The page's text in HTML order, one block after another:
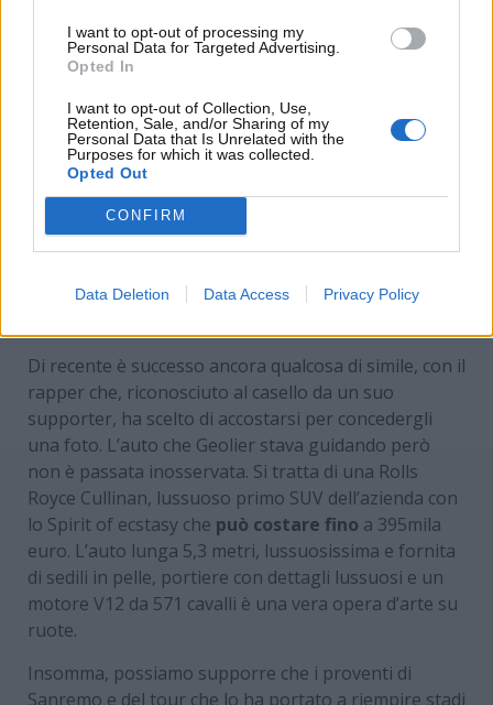
I want to opt-out of processing my
Personal Data for Targeted Advertising.
Opted In
I want to opt-out of Collection, Use,
Retention, Sale, and/or Sharing of my
Personal Data that Is Unrelated with the
Purposes for which it was collected.
Opted Out
CONFIRM
Data Deletion Data Access Privacy Policy
www.MotoriNews24.com
Di recente è successo ancora qualcosa di simile, con il
rapper che, riconosciuto al casello da un suo
supporter, ha scelto di accostarsi per concedergli
una foto. L’auto che Geolier stava guidando però
non è passata inosservata. Si tratta di una Rolls
Royce Cullinan, lussuoso primo SUV dell’azienda con
lo Spirit of ecstasy che può costare fino a 395mila
euro. L’auto lunga 5,3 metri, lussuosissima e fornita
di sedili in pelle, portiere con dettagli lussuosi e un
motore V12 da 571 cavalli è una vera opera d’arte su
ruote.
Insomma, possiamo supporre che i proventi di
Sanremo e del tour che lo ha portato a riempire stadi